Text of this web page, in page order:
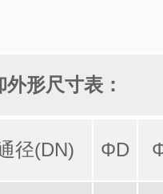
形尺寸表：
径(DN) ΦD